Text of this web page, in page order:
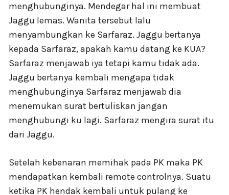
menghubunginya. Mendegar hal ini membuat
Jaggu lemas. Wanita tersebut lalu
menyambungkan ke Sarfaraz. Jaggu bertanya
kepada Sarfaraz, apakah kamu datang ke KUA?
Sarfaraz menjawab iya tetapi kamu tidak ada.
Jaggu bertanya kembali mengapa tidak
menghubunginya Sarfaraz menjawab dia
menemukan surat bertuliskan jangan
menghubungi ku lagi. Sarfaraz mengira surat itu
dari Jaggu.
Setelah kebenaran memihak pada PK maka PK
mendapatkan kembali remote controlnya. Suatu
ketika PK hendak kembali untuk pulang ke